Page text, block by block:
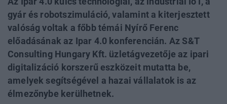
gyár és robotszimuláció, valamint a kiterjesztett
valóság voltak a főbb témái Nyírő Ferenc
előadásának az Ipar 4.0 konferencián. Az S&T
Consulting Hungary Kft. üzletágvezetője az ipari
digitalizáció korszerű eszközeit mutatta be,
amelyek segítségével a hazai vállalatok is az
élmezőnybe kerülhetnek.